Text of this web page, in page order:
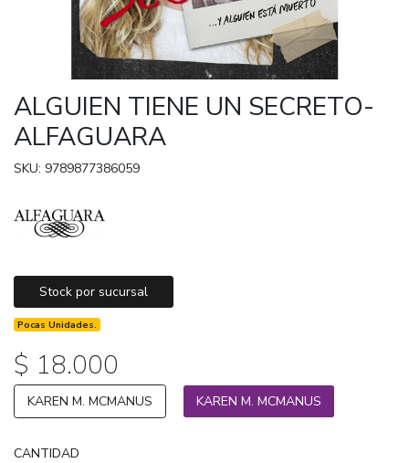
ALGUIEN TIENE UN SECRETO-
ALFAGUARA
SKU: 9789877386059
Stock por sucursal
Pocas Unidades.
$ 18.000
KAREN M. MCMANUS KAREN M. MCMANUS
CANTIDAD